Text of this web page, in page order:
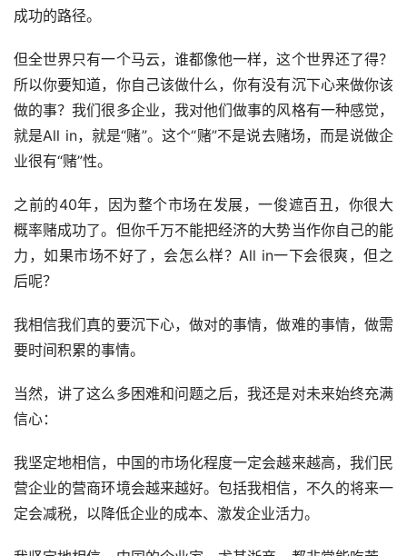
成功的路径。
但全世界只有一个马云，谁都像他一样，这个世界还了得？
所以你要知道，你自己该做什么，你有没有沉下心来做你该
做的事？我们很多企业，我对他们做事的风格有一种感觉，
就是All in，就是“赌”。这个“赌”不是说去赌场，而是说做企
业很有“赌”性。
之前的40年，因为整个市场在发展，一俊遮百丑，你很大
概率赌成功了。但你千万不能把经济的大势当作你自己的能
力，如果市场不好了，会怎么样？All in一下会很爽，但之
后呢？
我相信我们真的要沉下心，做对的事情，做难的事情，做需
要时间积累的事情。
当然，讲了这么多困难和问题之后，我还是对未来始终充满
信心：
我坚定地相信，中国的市场化程度一定会越来越高，我们民
营企业的营商环境会越来越好。包括我相信，不久的将来一
定会减税，以降低企业的成本、激发企业活力。